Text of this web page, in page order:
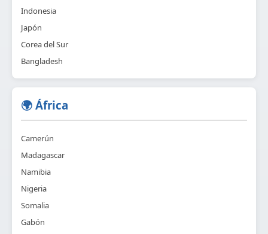
Indonesia
Japón
Corea del Sur
Bangladesh
🌍 África
Camerún
Madagascar
Namibia
Nigeria
Somalia
Gabón